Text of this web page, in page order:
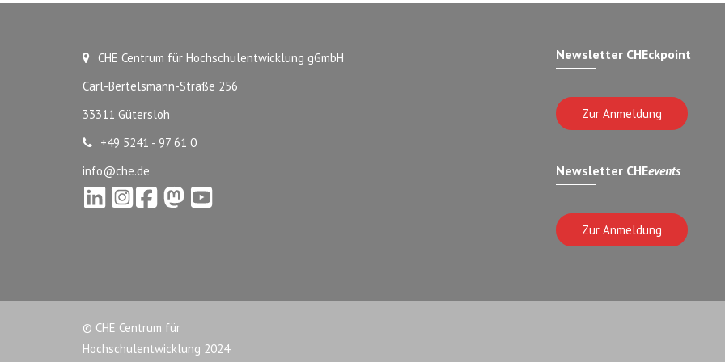
CHE Centrum für Hochschulentwicklung gGmbH
Carl-Bertelsmann-Straße 256
33311 Gütersloh
+49 5241 - 97 61 0
info@che.de
Newsletter CHEckpoint
Zur Anmeldung
Newsletter CHEevents
Zur Anmeldung
© CHE Centrum für
Hochschulentwicklung 2024